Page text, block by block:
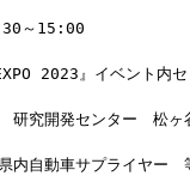
～15:00
2023』イベント内セ
研究開発センター　松ヶ
内自動車サプライヤー　